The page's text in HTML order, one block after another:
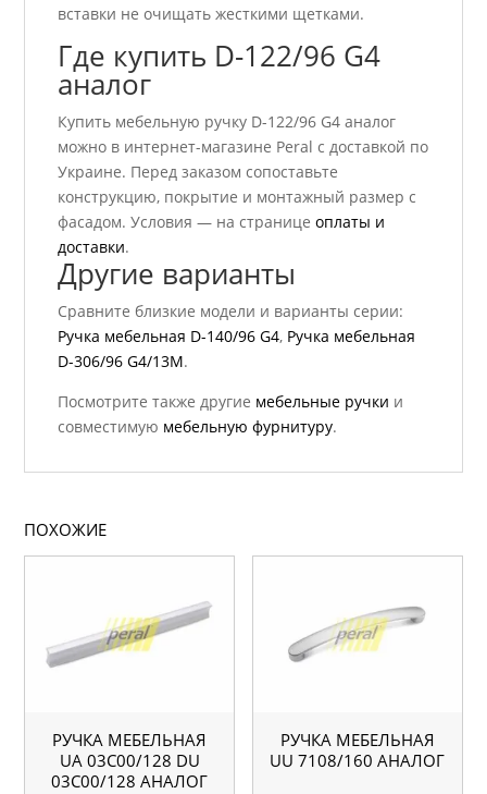
вставки не очищать жесткими щетками.
Где купить D-122/96 G4
аналог
Купить мебельную ручку D-122/96 G4 аналог
можно в интернет-магазине Peral с доставкой по
Украине. Перед заказом сопоставьте
конструкцию, покрытие и монтажный размер с
фасадом. Условия — на страницеоплаты и
доставки.
Другие варианты
Сравните близкие модели и варианты серии:
Ручка мебельная D-140/96 G4, Ручка мебельная
D-306/96 G4/13M.
Посмотрите также другие мебельные ручки и
совместимую мебельную фурнитуру.
ПОХОЖИЕ
РУЧКА МЕБЕЛЬНАЯ
UA 03С00/128 DU
03С00/128 АНАЛОГ
РУЧКА МЕБЕЛЬНАЯ
UU 7108/160 АНАЛОГ